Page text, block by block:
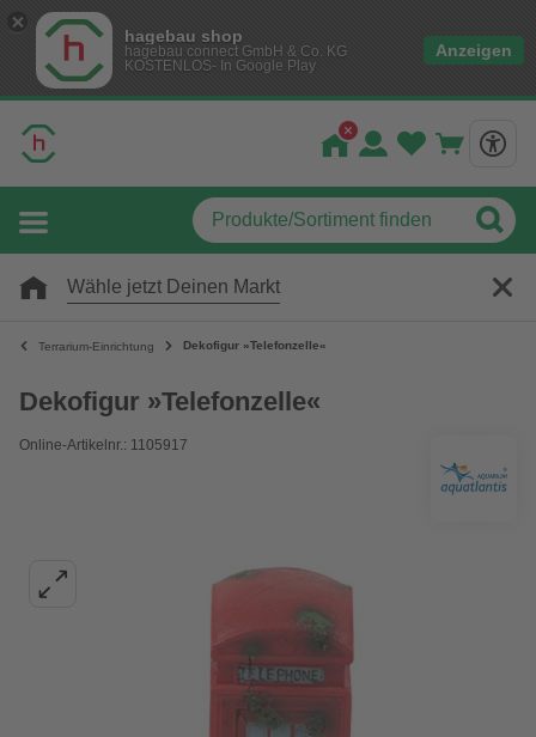
hagebau shop
hagebau connect GmbH & Co. KG
KOSTENLOS- In Google Play
Anzeigen
Wähle jetzt Deinen Markt
Terrarium-Einrichtung Dekofigur »Telefonzelle«
Dekofigur »Telefonzelle«
Online-Artikelnr.: 1105917